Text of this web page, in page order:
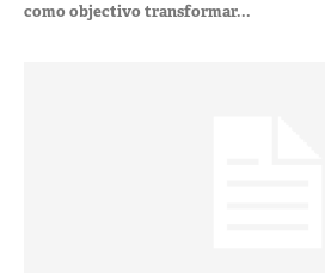
como objectivo transformar...